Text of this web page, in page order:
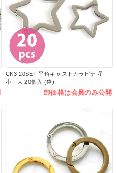
CK3-20SET 平角キャストカラビナ 星
小・大 20個入 (袋)
卸価格は会員のみ公開